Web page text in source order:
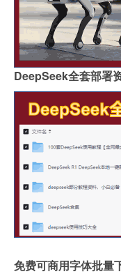
DeepSeek全套部署
免费可商用字体批量